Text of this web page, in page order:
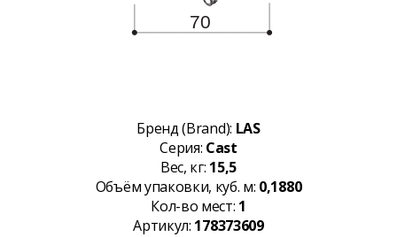
Бренд (Brand): LAS
Серия: Cast
Вес, кг: 15,5
Объём упаковки, куб. м: 0,1880
Кол-во мест: 1
Артикул: 178373609